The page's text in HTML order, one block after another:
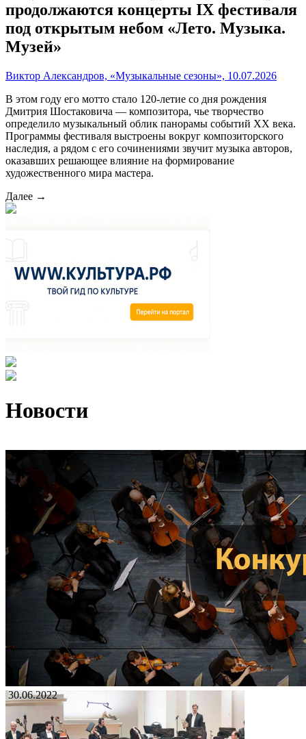
продолжаются концерты IX фестиваля
под открытым небом «Лето. Музыка.
Музей»
Виктор Александров, «Музыкальные сезоны», 10.07.2026
В этом году его мотто стало 120-летие со дня рождения
Дмитрия Шостаковича — композитора, чье творчество
определило музыкальный облик панорамы событий XX века.
Программы фестиваля выстроены вокруг композиторского
наследия, а рядом с его сочинениями звучит музыка авторов,
оказавших решающее влияние на формирование
художественного мира мастера.
Далее →
Новости
30.06.2022